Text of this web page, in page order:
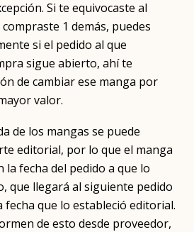
Si te equivocaste al
1 demás, puedes
si el pedido al que
sigue abierto, ahí te
de cambiar ese manga por
valor.
de los mangas se puede
editorial, por lo que el manga
la fecha del pedido a que lo
que llegará al siguiente pedido
fecha que lo estableció editorial.
de esto desde proveedor,